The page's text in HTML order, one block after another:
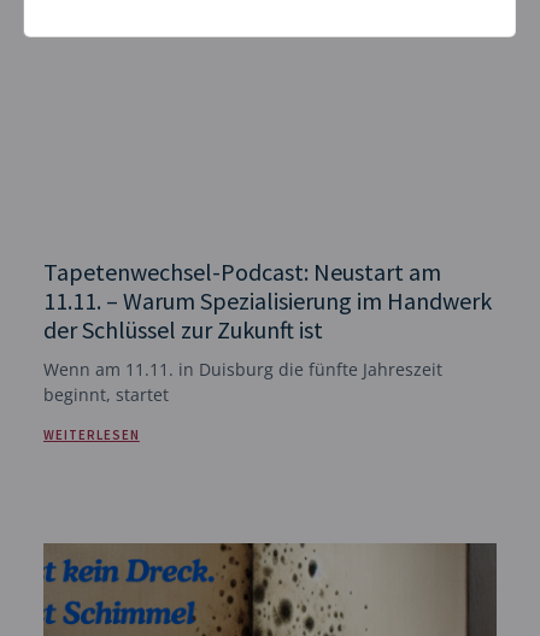
Tapetenwechsel-Podcast: Neustart am
11.11. – Warum Spezialisierung im Handwerk
der Schlüssel zur Zukunft ist
Wenn am 11.11. in Duisburg die fünfte Jahreszeit
beginnt, startet
WEITERLESEN